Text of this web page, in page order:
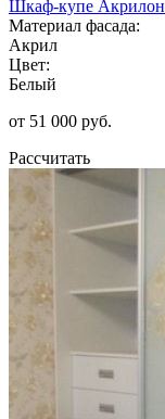
Шкаф-купе Акрилон
Материал фасада:
Акрил
Цвет:
Белый
от 51 000 руб.
Рассчитать